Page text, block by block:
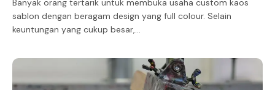
Banyak orang tertarik untuk membuka usaha custom kaos
sablon dengan beragam design yang full colour. Selain
keuntungan yang cukup besar,…